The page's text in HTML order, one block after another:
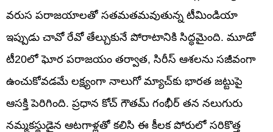
వరుస పరాజయాలతో సతమతమవుతున్న టీమిండియా
ఇప్పుడు చావో రేవో తేల్చుకునే పోరాటానికి సిద్ధమైంది. మూడో
టీ20లో ఘోర పరాజయం తర్వాత, సిరీస్ ఆశలను సజీవంగా
ఉంచుకోవడమే లక్ష్యంగా నాలుగో మ్యాచ్‌కు భారత జట్టుపై
ఆసక్తి పెరిగింది. ప్రధాన కోచ్ గౌతమ్ గంభీర్ తన నలుగురు
నమ్మకస్థుడైన ఆటగాళ్లతో కలిసి ఈ కీలక పోరులో సరికొత్త